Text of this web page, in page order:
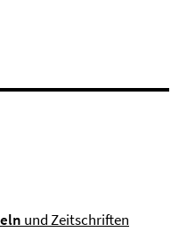
und Zeitschriften